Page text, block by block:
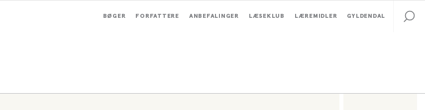
BØGER FORFATTERE ANBEFALINGER LÆSEKLUB LÆREMIDLER GYLDENDAL